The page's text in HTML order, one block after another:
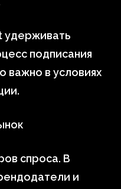
удерживать
подписания
важно в условиях
спроса. В
и